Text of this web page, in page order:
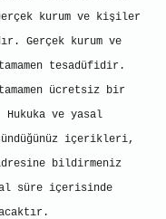
kurum ve kişiler
Gerçek kurum ve
tesadüfidir.
ücretsiz bir
ve yasal
içerikleri,
bildirmeniz
süre içerisinde